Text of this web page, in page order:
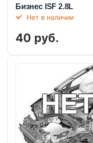
Бизнес ISF 2.8L
Нет в наличии
40 руб.